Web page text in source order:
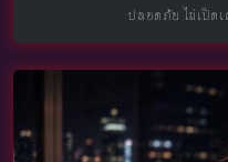
ปลอดภัย ไม่เปิด